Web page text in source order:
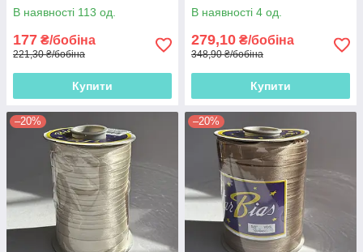
В наявності 113 од.
177 ₴/бобіна
221,30 ₴/бобіна
Купити
В наявності 4 од.
279,10 ₴/бобіна
348,90 ₴/бобіна
Купити
–20% –20%